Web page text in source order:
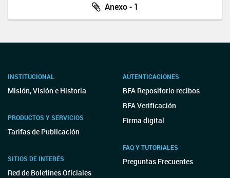
Anexo - 1
INSTITUCIONAL
Misión, Visión e Historia
PRODUCTOS Y SERVICIOS
Tarifas de Publicación
SITIOS DE INTERÉS
Red de Boletines Oficiales
AUTENTICACIONES
BFA Repositorio recibos
BFA Verificación
Firma digital
FAQ Y TUTORIALES
Preguntas Frecuentes